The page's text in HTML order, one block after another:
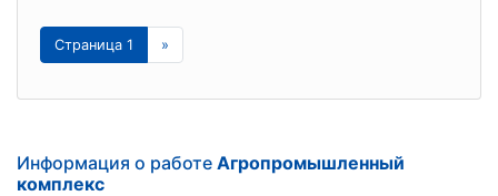
Страница 1 »
Информация о работе Агропромышленный
комплекс